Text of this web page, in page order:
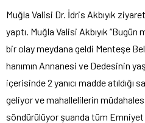
Muğla Valisi Dr. İdris Akbıyık
yaptı. Muğla Valisi Akbıyık
bir olay meydana geldi Menteşe
hanımın Annanesi ve Dedesinin
içerisinde 2 yanıcı madde atıldığı
geliyor ve mahallelilerin
söndürülüyor şuanda tüm